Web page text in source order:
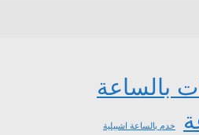
بالساعة
خدم بالساعة اشبيلية